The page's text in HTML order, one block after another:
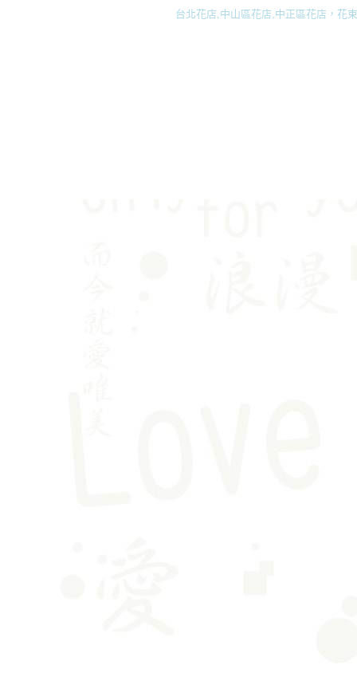
台北花店,中山區花店,中正區花店，花